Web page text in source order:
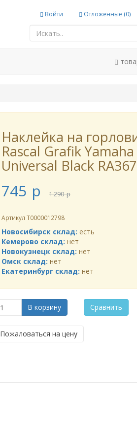
Войти Отложенные (0)
Наклейка на
Rascal Grafik Yamaha
Universal Black
745 p 1 290 p
Артикул Т0000012798
Новосибирск склад: есть
Кемерово склад: нет
Новокузнецк склад: нет
Омск склад: нет
Екатеринбург склад: нет
В корзину Сравнить
Пожаловаться на цену